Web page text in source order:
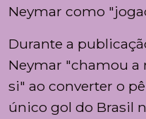
Neymar como
Durante a
Neymar "chamou a
si" ao converter o
único gol do Brasil